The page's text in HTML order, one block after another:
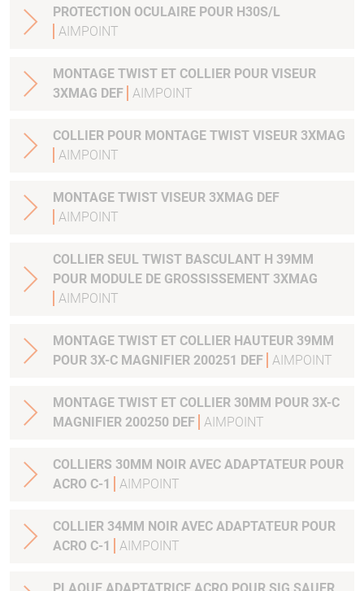
PROTECTION OCULAIRE POUR H30S/L
AIMPOINT
MONTAGE TWIST ET COLLIER POUR VISEUR
3XMAG DEF AIMPOINT
COLLIER POUR MONTAGE TWIST VISEUR 3XMAG
AIMPOINT
MONTAGE TWIST VISEUR 3XMAG DEF
AIMPOINT
COLLIER SEUL TWIST BASCULANT H 39MM
POUR MODULE DE GROSSISSEMENT 3XMAG
AIMPOINT
MONTAGE TWIST ET COLLIER HAUTEUR 39MM
POUR 3X-C MAGNIFIER 200251 DEF AIMPOINT
MONTAGE TWIST ET COLLIER 30MM POUR 3X-C
MAGNIFIER 200250 DEF AIMPOINT
COLLIERS 30MM NOIR AVEC ADAPTATEUR POUR
ACRO C-1
AIMPOINT
COLLIER 34MM NOIR AVEC ADAPTATEUR POUR
ACRO C-1
AIMPOINT